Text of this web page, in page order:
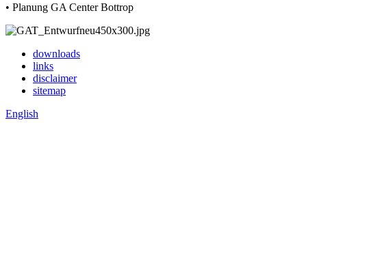
• Planung GA Center Bottrop
downloads
links
disclaimer
sitemap
English